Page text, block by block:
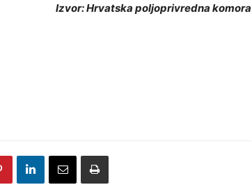
Izvor: Hrvatska poljoprivredna komora